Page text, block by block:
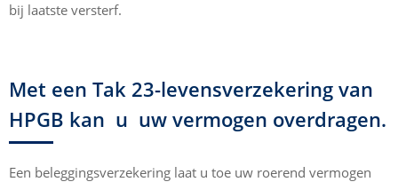
bij laatste versterf.
Met een Tak 23-levensverzekering van
HPGB kan u uw vermogen overdragen.
Een beleggingsverzekering laat u toe uw roerend vermogen